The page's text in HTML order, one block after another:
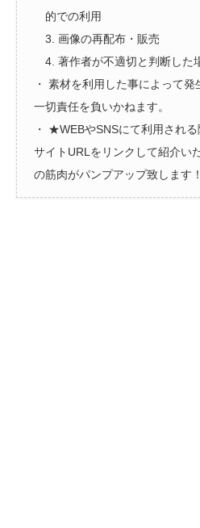
的での利用
3. 画像の再配布・販売
4. 著作者が不適切と判断した
・ 素材を利用した事によって
一切責任を負いかねます。
・ ★WEBやSNSにて利用され
サイトURLをリンクして紹介い
の筋肉がパンプアップ致します！